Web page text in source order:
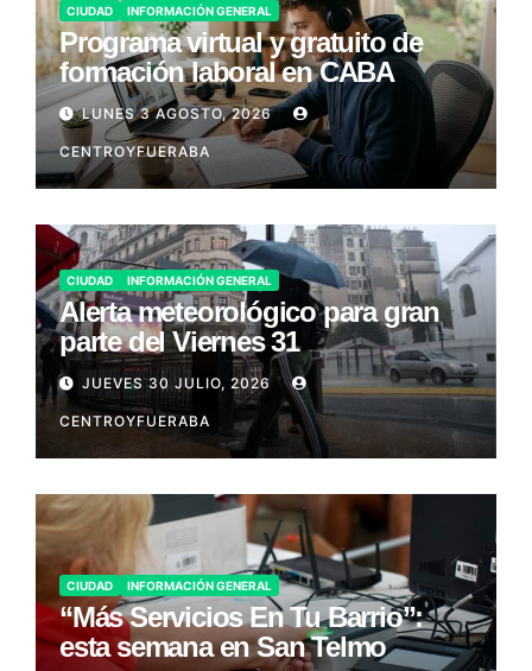
CIUDAD INFORMACIÓN GENERAL
Programa virtual y gratuito de
formación laboral en CABA
LUNES 3 AGOSTO, 2026
CENTROYFUERABA
CIUDAD INFORMACIÓN GENERAL
Alerta meteorológico para gran
parte del Viernes 31
JUEVES 30 JULIO, 2026
CENTROYFUERABA
CIUDAD INFORMACIÓN GENERAL
“Más Servicios En Tu Barrio”:
esta semana en San Telmo